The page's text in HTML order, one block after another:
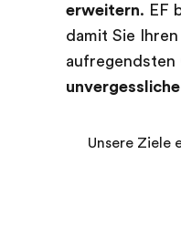
erweitern. EF
damit Sie
Unsere Ziele